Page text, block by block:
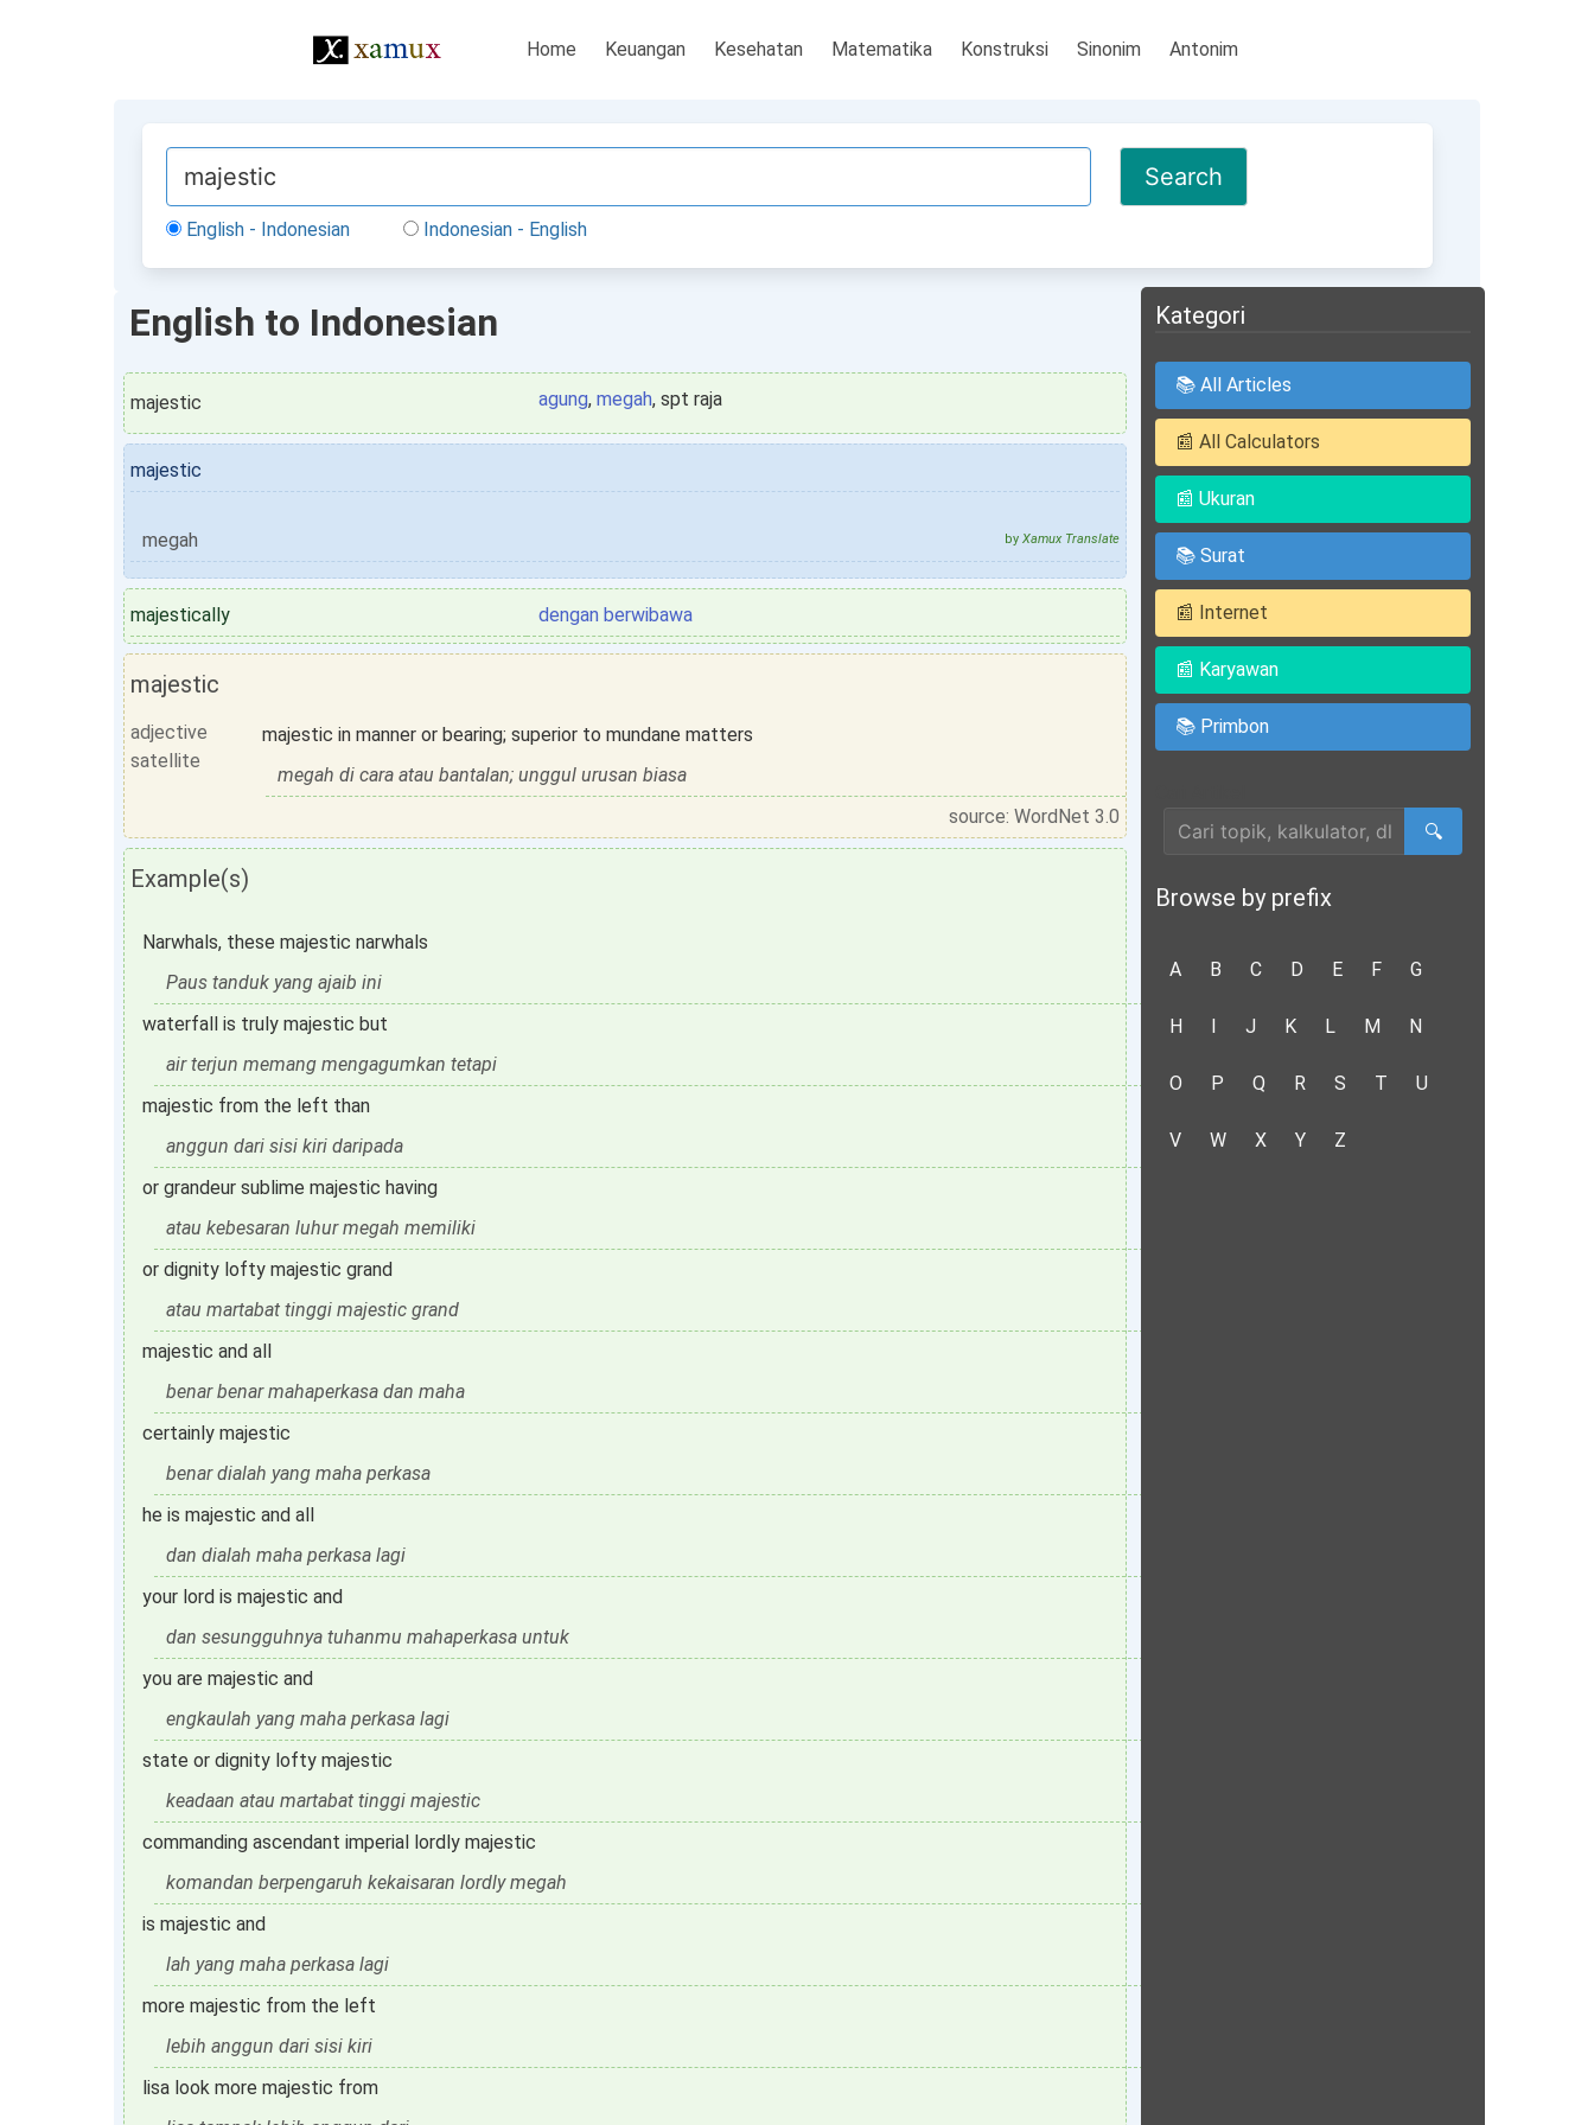
Home Keuangan Kesehatan Matematika Konstruksi Sinonim Antonim
English - Indonesian Indonesian - English
English to Indonesian
majestic agung, megah, spt raja
majestic
megah by Xamux Translate
majestically dengan berwibawa
majestic
adjective
satellite
majestic in manner or bearing; superior to mundane matters
megah di cara atau bantalan; unggul urusan biasa
source: WordNet 3.0
Example(s)
Narwhals, these majestic narwhals
Paus tanduk yang ajaib ini
waterfall is truly majestic but
air terjun memang mengagumkan tetapi
majestic from the left than
anggun dari sisi kiri daripada
or grandeur sublime majestic having
atau kebesaran luhur megah memiliki
or dignity lofty majestic grand
atau martabat tinggi majestic grand
majestic and all
benar benar mahaperkasa dan maha
certainly majestic
benar dialah yang maha perkasa
he is majestic and all
dan dialah maha perkasa lagi
your lord is majestic and
dan sesungguhnya tuhanmu mahaperkasa untuk
you are majestic and
engkaulah yang maha perkasa lagi
state or dignity lofty majestic
keadaan atau martabat tinggi majestic
commanding ascendant imperial lordly majestic
komandan berpengaruh kekaisaran lordly megah
is majestic and
lah yang maha perkasa lagi
more majestic from the left
lebih anggun dari sisi kiri
lisa look more majestic from
Kategori
📚 All Articles
📰 All Calculators
📰 Ukuran
📚 Surat
📰 Internet
📰 Karyawan
📚 Primbon
🔍
Browse by prefix
A B C D E F G
H I J K L M N
O P Q R S T U
V W X Y Z